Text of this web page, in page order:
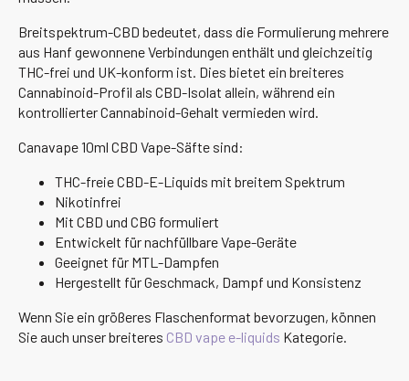
Breitspektrum-CBD bedeutet, dass die Formulierung mehrere
aus Hanf gewonnene Verbindungen enthält und gleichzeitig
THC-frei und UK-konform ist. Dies bietet ein breiteres
Cannabinoid-Profil als CBD-Isolat allein, während ein
kontrollierter Cannabinoid-Gehalt vermieden wird.
Canavape 10ml CBD Vape-Säfte sind:
THC-freie CBD-E-Liquids mit breitem Spektrum
Nikotinfrei
Mit CBD und CBG formuliert
Entwickelt für nachfüllbare Vape-Geräte
Geeignet für MTL-Dampfen
Hergestellt für Geschmack, Dampf und Konsistenz
Wenn Sie ein größeres Flaschenformat bevorzugen, können
Sie auch unser breiteres CBD vape e-liquids Kategorie.